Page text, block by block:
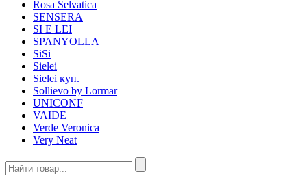
Rosa Selvatica
SENSERA
SI E LEI
SPANYOLLA
SiSi
Sielei
Sielei куп.
Sollievo by Lormar
UNICONF
VAIDE
Verde Veronica
Very Neat